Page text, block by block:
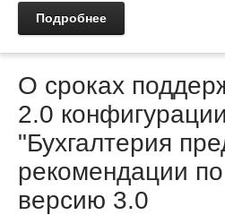
Подробнее
О сроках
2.0 конфигурации
"Бухгалтерия
рекомендации
версию 3.0